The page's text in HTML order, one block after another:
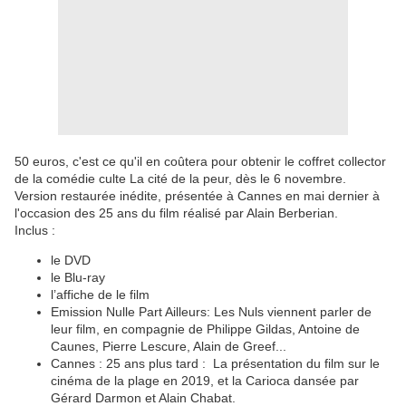
50 euros, c'est ce qu'il en coûtera pour obtenir le coffret collector
de la comédie culte La cité de la peur, dès le 6 novembre.
Version restaurée inédite, présentée à Cannes en mai dernier à
l'occasion des 25 ans du film réalisé par Alain Berberian.
Inclus :
le DVD
le Blu-ray
l’affiche de le film
Emission Nulle Part Ailleurs: Les Nuls viennent parler de
leur film, en compagnie de Philippe Gildas, Antoine de
Caunes, Pierre Lescure, Alain de Greef...
Cannes : 25 ans plus tard : La présentation du film sur le
cinéma de la plage en 2019, et la Carioca dansée par
Gérard Darmon et Alain Chabat.